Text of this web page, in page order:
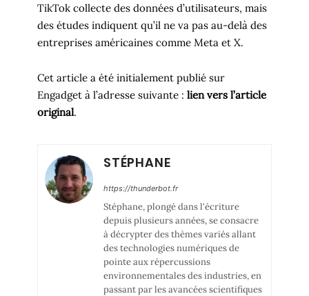
TikTok collecte des données d’utilisateurs, mais
des études indiquent qu’il ne va pas au-delà des
entreprises américaines comme Meta et X.
Cet article a été initialement publié sur
Engadget à l’adresse suivante : lien vers l’article
original.
STÉPHANE
https://thunderbot.fr
Stéphane, plongé dans l'écriture
depuis plusieurs années, se consacre
à décrypter des thèmes variés allant
des technologies numériques de
pointe aux répercussions
environnementales des industries, en
passant par les avancées scientifiques